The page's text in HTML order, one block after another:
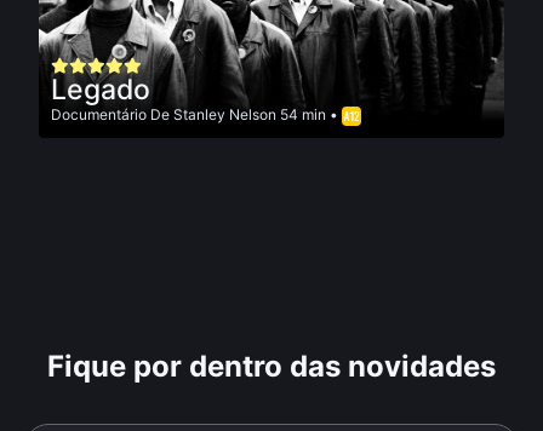
Legado
Documentário De Stanley Nelson 54 min •
Fique por dentro das novidades